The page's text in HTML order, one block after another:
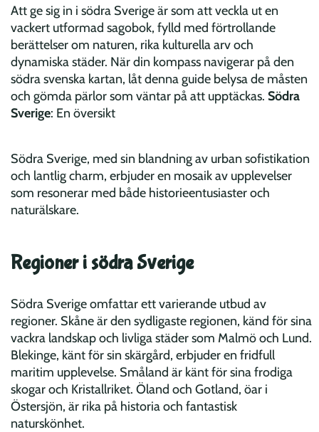
Att ge sig in i södra Sverige är som att veckla ut en
vackert utformad sagobok, fylld med förtrollande
berättelser om naturen, rika kulturella arv och
dynamiska städer. När din kompass navigerar på den
södra svenska kartan, låt denna guide belysa de måsten
och gömda pärlor som väntar på att upptäckas. Södra
Sverige: En översikt
Södra Sverige, med sin blandning av urban sofistikation
och lantlig charm, erbjuder en mosaik av upplevelser
som resonerar med både historieentusiaster och
naturälskare.
Regioner i södra Sverige
Södra Sverige omfattar ett varierande utbud av
regioner. Skåne är den sydligaste regionen, känd för sina
vackra landskap och livliga städer som Malmö och Lund.
Blekinge, känt för sin skärgård, erbjuder en fridfull
maritim upplevelse. Småland är känt för sina frodiga
skogar och Kristallriket. Öland och Gotland, öar i
Östersjön, är rika på historia och fantastisk
naturskönhet.